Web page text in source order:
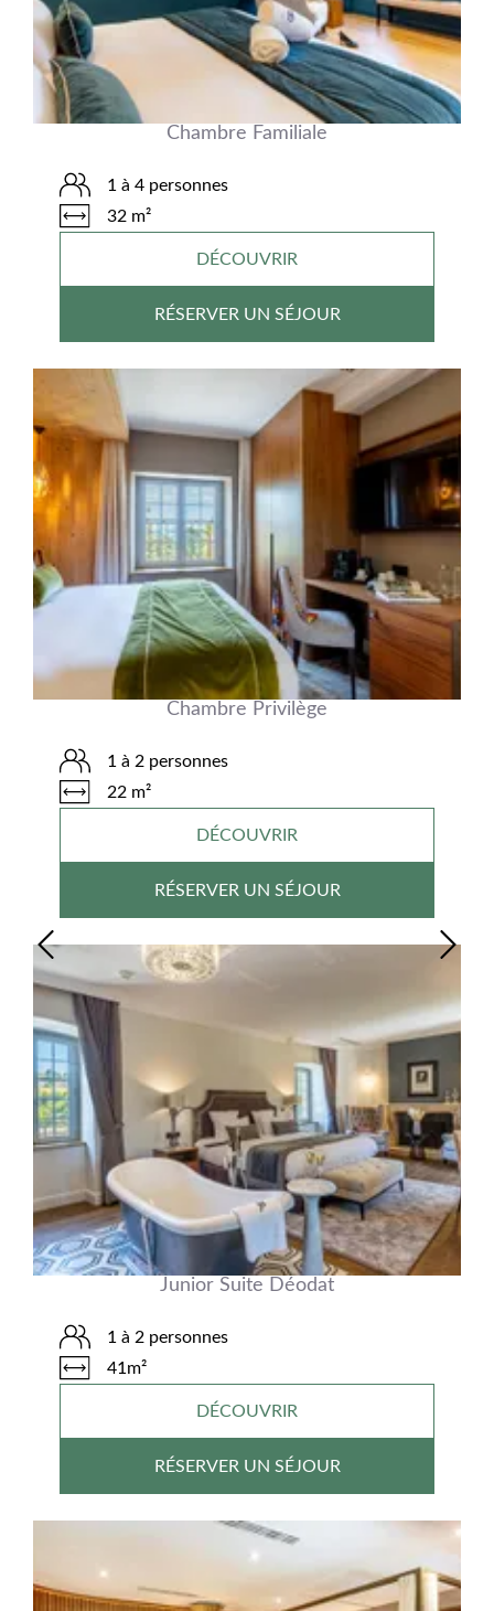
Chambre Familiale
1 à 4 personnes
32 m²
DÉCOUVRIR
RÉSERVER UN SÉJOUR
Chambre Privilège
1 à 2 personnes
22 m²
DÉCOUVRIR
RÉSERVER UN SÉJOUR
Junior Suite Déodat
1 à 2 personnes
41m²
DÉCOUVRIR
RÉSERVER UN SÉJOUR